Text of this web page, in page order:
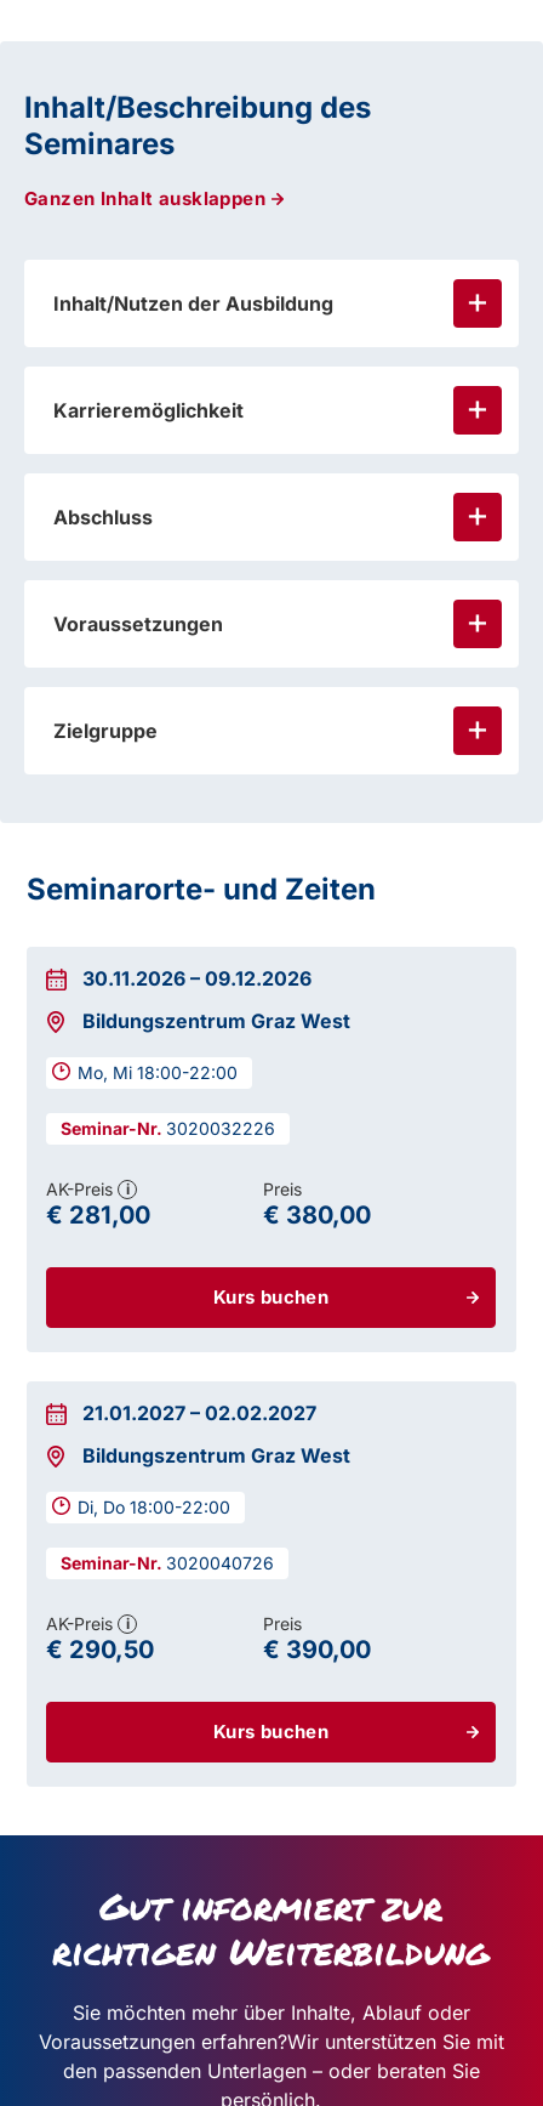
Inhalt/Beschreibung des
Seminares
Ganzen Inhalt ausklappen
Inhalt/Nutzen der Ausbildung
Karrieremöglichkeit
Abschluss
Voraussetzungen
Zielgruppe
Seminarorte- und Zeiten
30.11.2026 –09.12.2026
Bildungszentrum Graz West
Mo, Mi 18:00-22:00
3020032226
Kurs buchen
AK-Preis i
€ 281,00
Preis
€ 380,00
21.01.2027 –02.02.2027
Bildungszentrum Graz West
Di, Do 18:00-22:00
3020040726
Kurs buchen
AK-Preis i
€ 290,50
Preis
€ 390,00
Gut informiert zur
richtigen Weiterbildung
Sie möchten mehr über Inhalte, Ablauf oder
Voraussetzungen erfahren?Wir unterstützen Sie mit
den passenden Unterlagen – oder beraten Sie
persönlich.